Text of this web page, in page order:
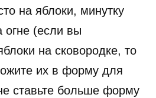
на яблоки, минутку
огне (если вы
на сковородке, то
их в форму для
ставьте больше форму